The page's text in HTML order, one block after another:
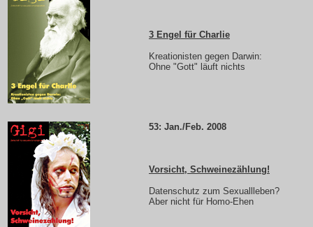
3 Engel für Charlie
Kreationisten gegen Darwin:
Ohne "Gott" läuft nichts
53: Jan./Feb. 2008
Vorsicht, Schweinezählung!
Datenschutz zum Sexuallleben?
Aber nicht für Homo-Ehen